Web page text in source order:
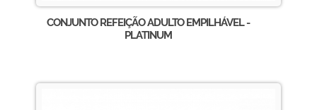
CONJUNTO REFEIÇÃO ADULTO EMPILHÁVEL -
PLATINUM